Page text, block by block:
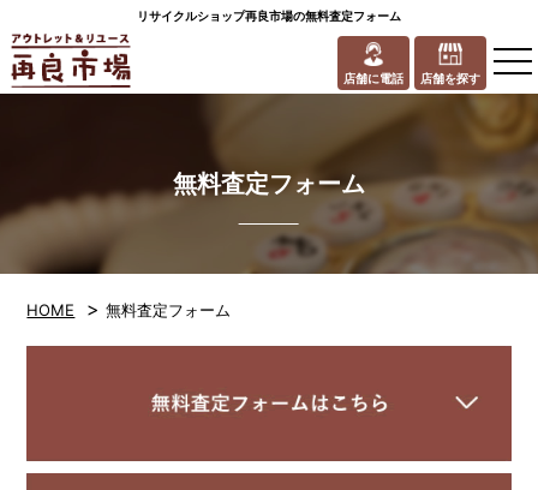
リサイクルショップ再良市場の無料査定フォーム
店舗に電話 店舗を探す
無料査定フォーム
HOME >無料査定フォーム